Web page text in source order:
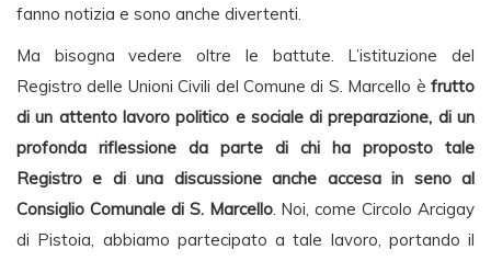
fanno notizia e sono anche divertenti.
Ma bisogna vedere oltre le battute. L’istituzione del
Registro delle Unioni Civili del Comune di S. Marcello è frutto
di un attento lavoro politico e sociale di preparazione, di un
profonda riflessione da parte di chi ha proposto tale
Registro e di una discussione anche accesa in seno al
Consiglio Comunale di S. Marcello. Noi, come Circolo Arcigay
di Pistoia, abbiamo partecipato a tale lavoro, portando il